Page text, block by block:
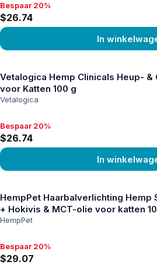
Bespaar 20%, $26.74
Bespaar 20%
$26.74
In
Vetalogica Hemp Clinicals Heup-
voor Katten 100 g
Vetalogica
Bespaar 20%, $26.74
Bespaar 20%
$26.74
In
HempPet Haarbalverlichting Hemp
+ Hokivis & MCT-olie voor katten
HempPet
Bespaar 20%, $29.07
Bespaar 20%
$29.07